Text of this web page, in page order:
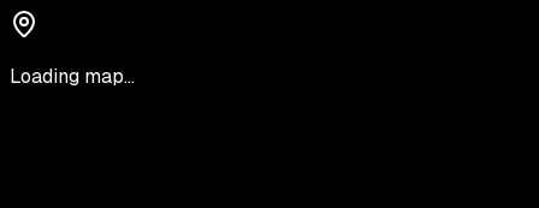
Loading map...